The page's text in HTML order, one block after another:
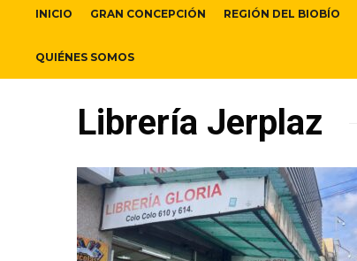
INICIO GRAN CONCEPCIÓN REGIÓN DEL BIOBÍO
QUIÉNES SOMOS
Librería Jerplaz